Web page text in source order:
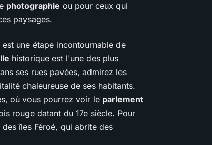
photographie ou pour ceux qui
paysages.
est une étape incontournable de
historique est l'une des plus
ses rues pavées, admirez les
chaleureuse de ses habitants.
où vous pourrez voir le parlement
rouge datant du 17e siècle. Pour
îles Féroé, qui abrite des